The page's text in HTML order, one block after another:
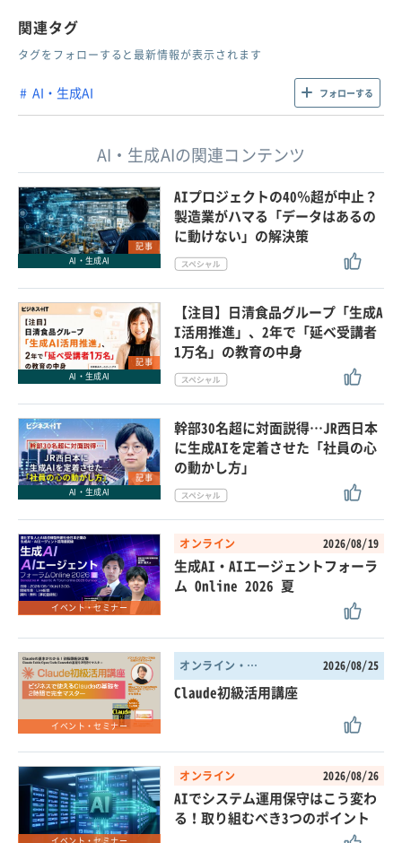
関連タグ
タグをフォローすると最新情報が表示されます
AI・生成AI フォローする
AI・生成AIの関連コンテンツ
記事
AI・生成AI
AIプロジェクトの40％超が中止？
製造業がハマる「データはあるの
に動けない」の解決策
記事
AI・生成AI
【注目】日清食品グループ「生成A
I活用推進」、2年で「延べ受講者
1万名」の教育の中身
記事
AI・生成AI
幹部30名超に対面説得…JR西日本
に生成AIを定着させた「社員の心
の動かし方」
イベント・セミナー
オンライン 2026/08/19
生成AI・AIエージェントフォーラ
ム Online 2026 夏
イベント・セミナー
オンライン・東京都 2026/08/25
Claude初級活用講座
イベント・セミナー
オンライン 2026/08/26
AIでシステム運用保守はこう変わ
る！取り組むべき3つのポイント